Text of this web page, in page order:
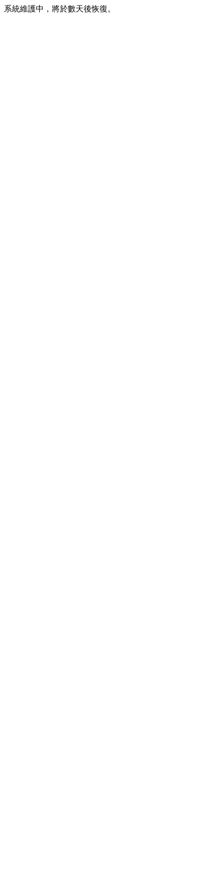
系統維護中，將於數天後恢復。